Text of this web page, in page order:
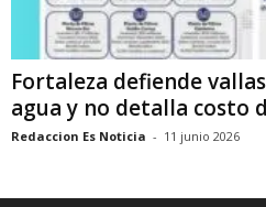
Fortaleza defiende
agua y no detalla costo
Redaccion Es Noticia - 11 junio 2026